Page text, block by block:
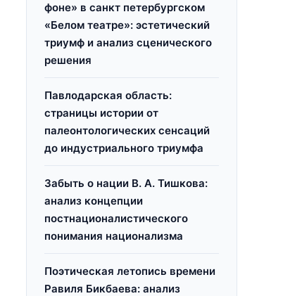
фоне» в санкт петербургском
«Белом театре»: эстетический
триумф и анализ сценического
решения
Павлодарская область:
страницы истории от
палеонтологических сенсаций
до индустриального триумфа
Забыть о нации В. А. Тишкова:
анализ концепции
постнационалистического
понимания национализма
Поэтическая летопись времени
Равиля Бикбаева: анализ